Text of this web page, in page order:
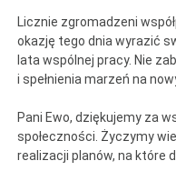
Licznie zgromadzeni
okazję tego dnia wyrazić
lata wspólnej pracy. Nie
i spełnienia marzeń na
Pani Ewo, dziękujemy za
społeczności. Życzymy
realizacji planów, na które